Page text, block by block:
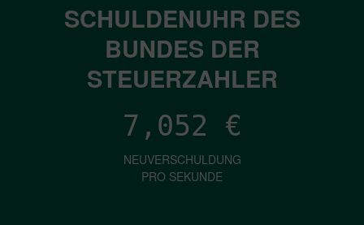
SCHULDENUHR DES
BUNDES DER
STEUERZAHLER
7,052 €
NEUVERSCHULDUNG
PRO SEKUNDE